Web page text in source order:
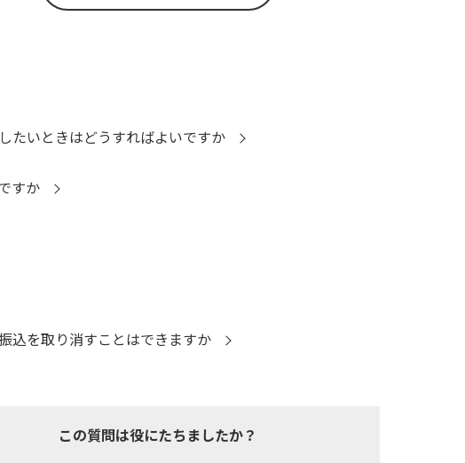
たいときはどうすればよいですか
すか
込を取り消すことはできますか
この質問は役にたちましたか？